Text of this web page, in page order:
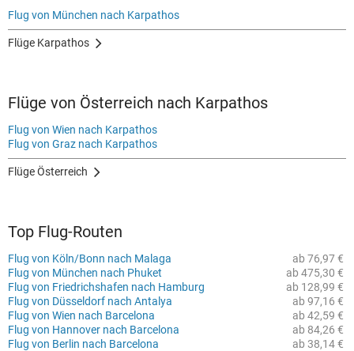
Flug von München nach Karpathos
Flüge Karpathos
Flüge von Österreich nach Karpathos
Flug von Wien nach Karpathos
Flug von Graz nach Karpathos
Flüge Österreich
Top Flug-Routen
ab 76,97 €
Flug von Köln/Bonn nach Malaga
ab 475,30 €
Flug von München nach Phuket
ab 128,99 €
Flug von Friedrichshafen nach Hamburg
ab 97,16 €
Flug von Düsseldorf nach Antalya
ab 42,59 €
Flug von Wien nach Barcelona
ab 84,26 €
Flug von Hannover nach Barcelona
ab 38,14 €
Flug von Berlin nach Barcelona